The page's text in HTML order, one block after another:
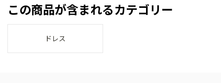
この商品が含まれるカテゴリー
ドレス